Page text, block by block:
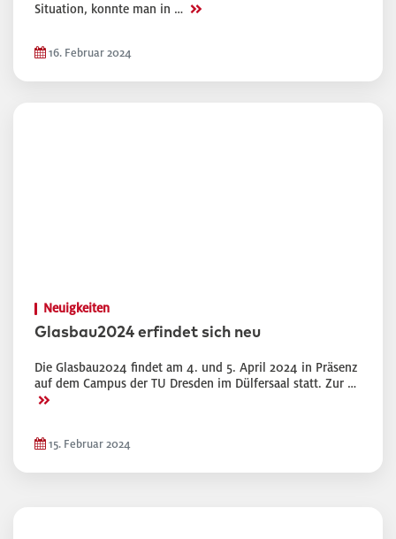
Situation, konnte man in … >>
16. Februar 2024
Neuigkeiten
Glasbau2024 erfindet sich neu
Die Glasbau2024 findet am 4. und 5. April 2024 in Präsenz
auf dem Campus der TU Dresden im Dülfersaal statt. Zur …
>>
15. Februar 2024